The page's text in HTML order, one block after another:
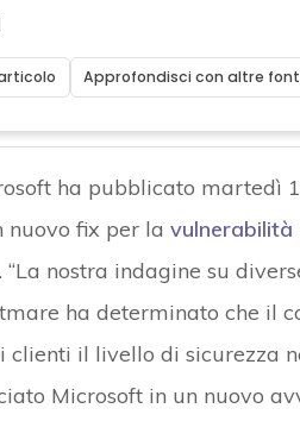
Approfondisci con altre
ha pubblicato martedì
nuovo fix per la vulnerabilità
“La nostra indagine su
ha determinato che il
clienti il livello di sicurezza
Microsoft in un nuovo